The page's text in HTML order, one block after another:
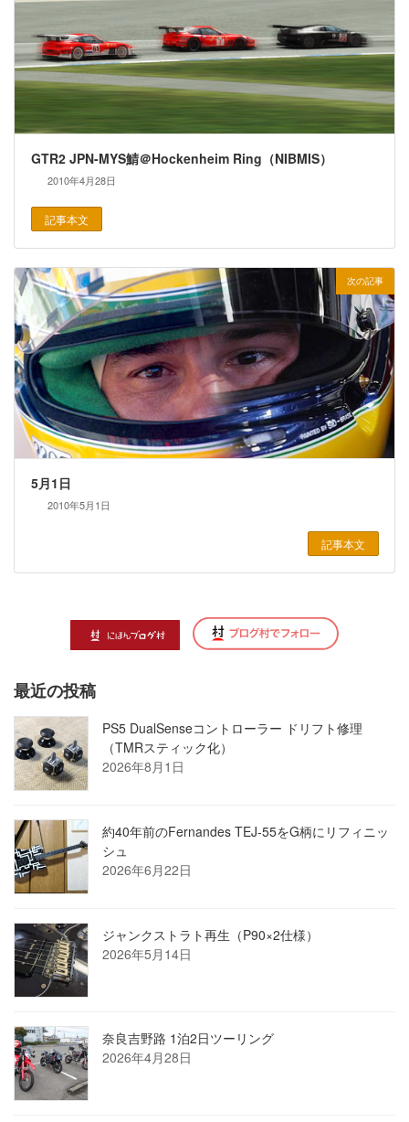
GTR2 JPN-MYS鯖＠Hockenheim Ring（NIBMIS）
2010年4月28日
記事本文
次の記事
5月1日
2010年5月1日
記事本文
最近の投稿
PS5 DualSenseコントローラー ドリフト修理
（TMRスティック化）
2026年8月1日
約40年前のFernandes TEJ-55をG柄にリフィニッ
シュ
2026年6月22日
ジャンクストラト再生（P90×2仕様）
2026年5月14日
奈良吉野路 1泊2日ツーリング
2026年4月28日